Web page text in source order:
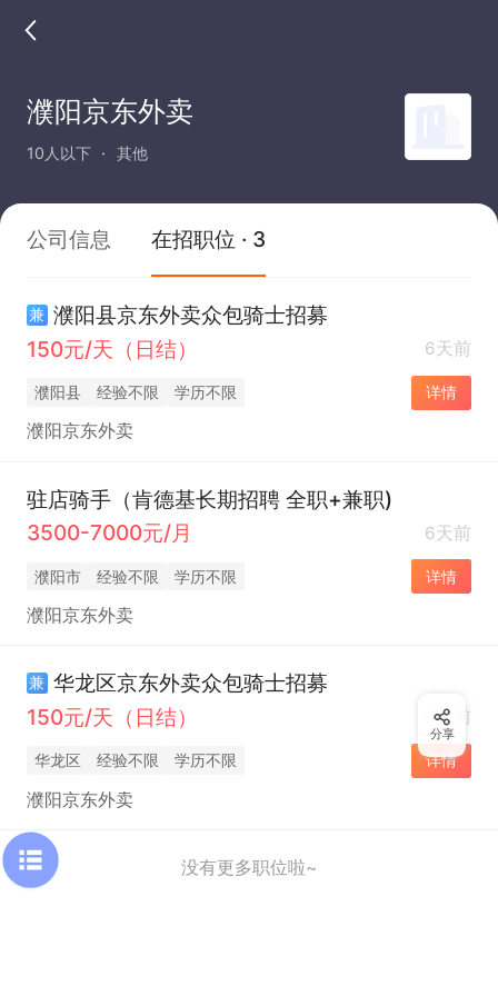
濮阳京东外卖
10人以下 其他
公司信息 在招职位 · 3
兼 濮阳县京东外卖众包骑士招募
150元/天（日结）
6天前
濮阳县 经验不限 学历不限 详情
濮阳京东外卖
驻店骑手（肯德基长期招聘 全职+兼职)
3500-7000元/月
6天前
濮阳市 经验不限 学历不限 详情
濮阳京东外卖
兼 华龙区京东外卖众包骑士招募
150元/天（日结）
6天前
华龙区 经验不限 学历不限 详情
濮阳京东外卖
没有更多职位啦~
分享